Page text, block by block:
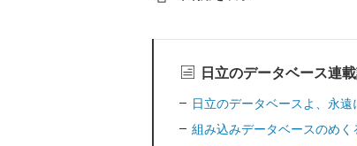
日立のデータベース連
日立のデータベースよ、永遠
組み込みデータベースのめ